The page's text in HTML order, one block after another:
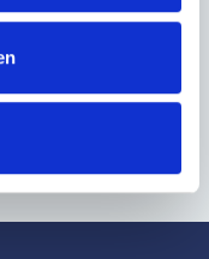
für die Zukunft per E-Mail